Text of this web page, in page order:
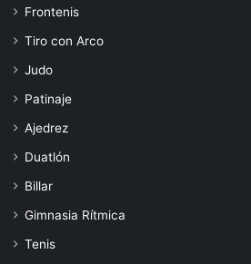
Frontenis
Tiro con Arco
Judo
Patinaje
Ajedrez
Duatlón
Billar
Gimnasia Rítmica
Tenis